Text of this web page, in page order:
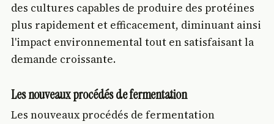
des cultures capables de produire des protéines
plus rapidement et efficacement, diminuant ainsi
l'impact environnemental tout en satisfaisant la
demande croissante.
Les nouveaux procédés de fermentation
Les nouveaux procédés de fermentation